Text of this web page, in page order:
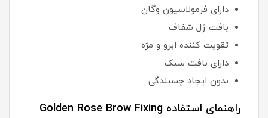
دارای فرمولاسیون وگان
بافت ژل شفاف
تقویت کننده ابرو و مژه
دارای بافت سبک
بدون ایجاد چسبندگی
راهنمای استفاده Golden Rose Brow Fixing